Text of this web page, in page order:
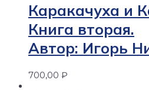
Каракачуха и
Книга вторая.
Автор: Игорь
700,00 ₽